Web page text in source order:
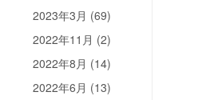
2023年3月 (69)
2022年11月 (2)
2022年8月 (14)
2022年6月 (13)